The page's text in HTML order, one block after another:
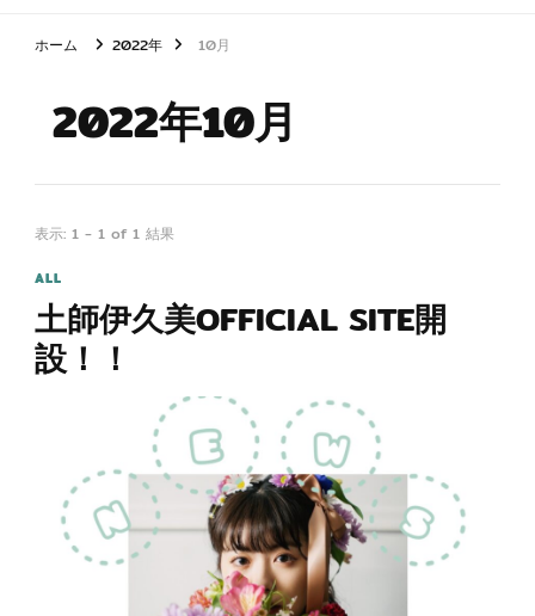
ホーム 2022年 10月
2022年10月
表示: 1 - 1 of 1 結果
ALL
土師伊久美OFFICIAL SITE開
設！！